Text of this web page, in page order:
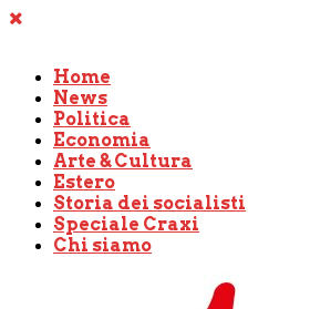
Home
News
Politica
Economia
Arte & Cultura
Estero
Storia dei socialisti
Speciale Craxi
Chi siamo